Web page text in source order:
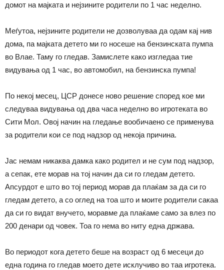
домот на мајката и нејзините родители по 1 час неделно.
Меѓутоа, нејзините родители не дозволуваа да одам кај нив
дома, па мајката детето ми го носеше на бензинската пумпа
во Влае. Таму го гледав. Замислете како изгледаа тие
видувања од 1 час, во автомобил, на бензинска пумпа!
По некој месец, ЦСР донесе ново решение според кое ми
следуваа видувања од два часа неделно во игротеката во
Сити Мол. Овој начин на гледање вообичаено се применува
за родители кои се под надзор од некоја причина.
Јас немам никаква дамка како родител и не сум под надзор,
а сепак, ете морав на тој начин да си го гледам детето.
Апсурдот е што во тој период морав да плаќам за да си го
гледам детето, а со оглед на тоа што и моите родители сакаа
да си го видат внучето, моравме да плаќаме само за влез по
200 денари од човек. Тоа го нема во ниту една држава.
Во периодот кога детето беше на возраст од 6 месеци до
една година го гледав моето дете исклучиво во таа игротека.